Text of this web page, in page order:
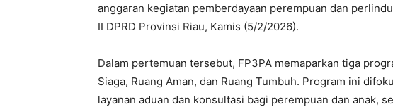
anggaran kegiatan pemberdayaan perempuan dan
II DPRD Provinsi Riau, Kamis (5/2/2026).
Dalam pertemuan tersebut, FP3PA memaparkan tiga
Siaga, Ruang Aman, dan Ruang Tumbuh. Program ini
layanan aduan dan konsultasi bagi perempuan dan anak,